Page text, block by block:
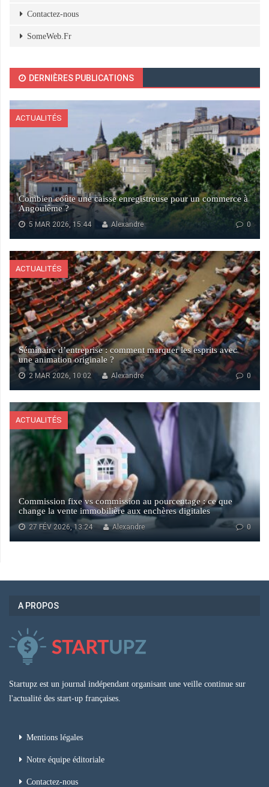
Contactez-nous
SomeWeb.Fr
DERNIÈRES PUBLICATIONS
ACTUALITÉS
Combien coûte une caisse enregistreuse pour un commerce à
Angoulême ?
5 MAR 2026, 15:44 0
Alexandre
ACTUALITÉS
Séminaire d’entreprise : comment marquer les esprits avec
une animation originale ?
2 MAR 2026, 10:02 0
Alexandre
ACTUALITÉS
Commission fixe vs commission au pourcentage : ce que
change la vente immobilière aux enchères digitales
27 FÉV 2026, 13:24 0
Alexandre
A PROPOS
Startupz est un journal indépendant organisant une veille continue sur
l'actualité des start-up françaises.
Mentions légales
Notre équipe éditoriale
Contactez-nous